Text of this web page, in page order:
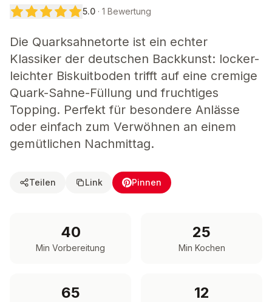
5.0 · 1 Bewertung
Die Quarksahnetorte ist ein echter
Klassiker der deutschen Backkunst: locker-
leichter Biskuitboden trifft auf eine cremige
Quark-Sahne-Füllung und fruchtiges
Topping. Perfekt für besondere Anlässe
oder einfach zum Verwöhnen an einem
gemütlichen Nachmittag.
Teilen Link Pinnen
40
Min Vorbereitung
25
Min Kochen
65 12